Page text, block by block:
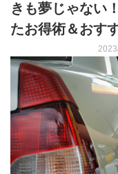
きも夢じゃない
たお得術＆おす